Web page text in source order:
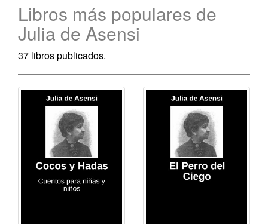
Libros más populares de
Julia de Asensi
37 libros publicados.